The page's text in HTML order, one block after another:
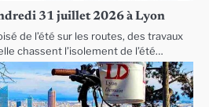
31 juillet 2026 à Lyon
de l’été sur les routes, des travaux
chassent l’isolement de l’été…